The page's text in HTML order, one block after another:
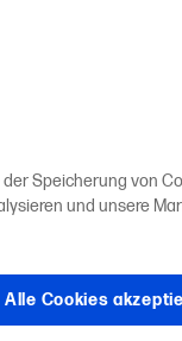
Speicherung von
und unsere
Alle Cookies